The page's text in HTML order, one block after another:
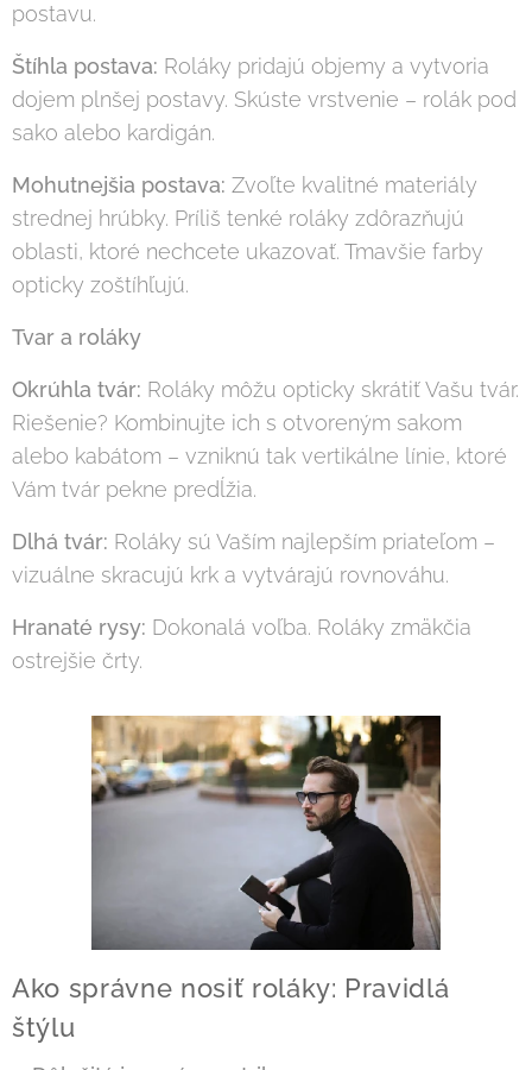
postavu.
Štíhla postava: Roláky pridajú objemy a vytvoria
dojem plnšej postavy. Skúste vrstvenie – rolák pod
sako alebo kardigán.
Mohutnejšia postava: Zvoľte kvalitné materiály
strednej hrúbky. Príliš tenké roláky zdôrazňujú
oblasti, ktoré nechcete ukazovať. Tmavšie farby
opticky zoštíhľujú.
Tvar a roláky
Okrúhla tvár: Roláky môžu opticky skrátiť Vašu tvár.
Riešenie? Kombinujte ich s otvoreným sakom
alebo kabátom – vzniknú tak vertikálne línie, ktoré
Vám tvár pekne predĺžia.
Dlhá tvár: Roláky sú Vaším najlepším priateľom –
vizuálne skracujú krk a vytvárajú rovnováhu.
Hranaté rysy: Dokonalá voľba. Roláky zmäkčia
ostrejšie črty.
Ako správne nosiť roláky: Pravidlá
štýlu